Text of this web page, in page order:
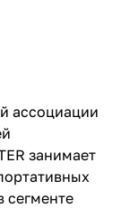
ассоциации
занимает
сегменте